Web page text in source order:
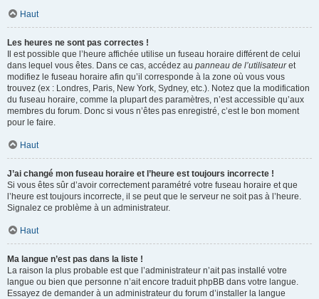
Haut
Les heures ne sont pas correctes !
Il est possible que l’heure affichée utilise un fuseau horaire différent de celui
dans lequel vous êtes. Dans ce cas, accédez au panneau de l’utilisateuret
modifiez le fuseau horaire afin qu’il corresponde à la zone où vous vous
trouvez (ex : Londres, Paris, New York, Sydney, etc.). Notez que la modification
du fuseau horaire, comme la plupart des paramètres, n’est accessible qu’aux
membres du forum. Donc si vous n’êtes pas enregistré, c’est le bon moment
pour le faire.
Haut
J’ai changé mon fuseau horaire et l’heure est toujours incorrecte !
Si vous êtes sûr d’avoir correctement paramétré votre fuseau horaire et que
l’heure est toujours incorrecte, il se peut que le serveur ne soit pas à l’heure.
Signalez ce problème à un administrateur.
Haut
Ma langue n’est pas dans la liste !
La raison la plus probable est que l’administrateur n’ait pas installé votre
langue ou bien que personne n’ait encore traduit phpBB dans votre langue.
Essayez de demander à un administrateur du forum d’installer la langue